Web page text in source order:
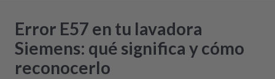
Error E57 en tu lavadora
Siemens: qué significa y cómo
reconocerlo